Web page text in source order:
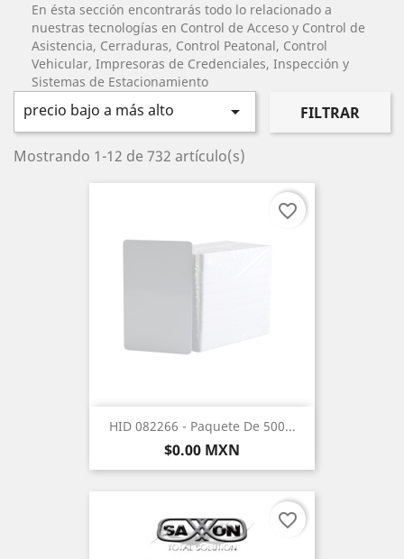
En ésta sección encontrarás todo lo relacionado a
nuestras tecnologías en Control de Acceso y Control de
Asistencia, Cerraduras, Control Peatonal, Control
Vehicular, Impresoras de Credenciales, Inspección y
Sistemas de Estacionamiento
precio bajo a más alto  FILTRAR
Mostrando 1-12 de 732 artículo(s)
HID 082266 - Paquete De 500...
Precio
$0.00 MXN
favorite_border
favorite_border